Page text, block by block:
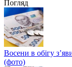
Погляд
Восени в обігу
(фото)